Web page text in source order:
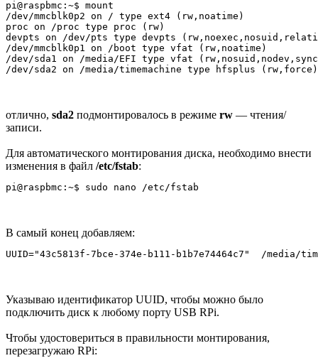
pi@raspbmc:~$ mount
/dev/mmcblk0p2 on / type ext4 (rw,noatime)
proc on /proc type proc (rw)
devpts on /dev/pts type devpts
/dev/mmcblk0p1 on /boot type vfat (rw,noatime)
/dev/sda1 on /media/EFI type vfat
отлично, sda2 подмонтировалось в режиме rw — чтения/
записи.
Для автоматического монтирования диска, необходимо внести
изменения в файл /etc/fstab:
В самый конец добавляем:
Указываю идентификатор UUID, чтобы можно было
подключить диск к любому порту USB RPi.
Чтобы удостовериться в правильности монтирования,
перезагружаю RPi: